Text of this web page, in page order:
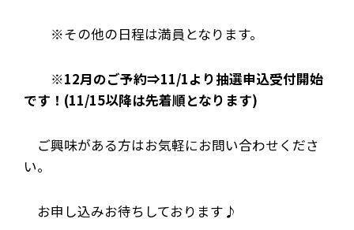
※その他の日程は満員となります。
※12月のご予約⇒11/1より抽選申込受付開始
です！(11/15以降は先着順となります)
ご興味がある方はお気軽にお問い合わせくださ
い。
お申し込みお待ちしております♪